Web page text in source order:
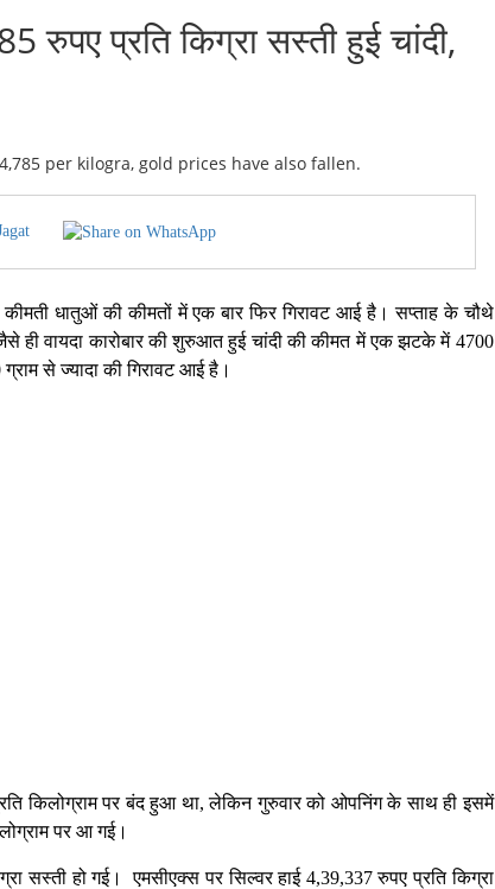
प्रति किग्रा सस्ती हुई चांदी,
कीमती धातुओं की कीमतों में एक बार फिर गिरावट आई है। सप्ताह के चौथे
ही वायदा कारोबार की शुरुआत हुई चांदी की कीमत में एक झटके में 4700
से ज्यादा की गिरावट आई है।
किलोग्राम पर बंद हुआ था, लेकिन गुरुवार को ओपनिंग के साथ ही इसमें
पर आ गई।
सस्ती हो गई। एमसीएक्स पर सिल्वर हाई 4,39,337 रुपए प्रति किग्रा